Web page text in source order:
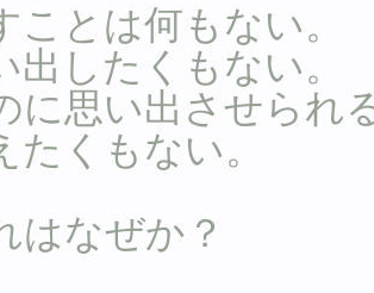
ことは何もない。
出したくもない。
に思い出させられ
たくもない。
はなぜか？